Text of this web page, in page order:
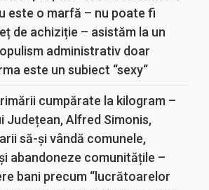
este o marfă – nu poate fi
de achiziție – asistăm la un
administrativ doar
este un subiect “sexy“
cumpărate la kilogram –
Județean, Alfred Simonis,
să-și vândă comunele,
abandoneze comunitățile –
bani precum “lucrătoarelor